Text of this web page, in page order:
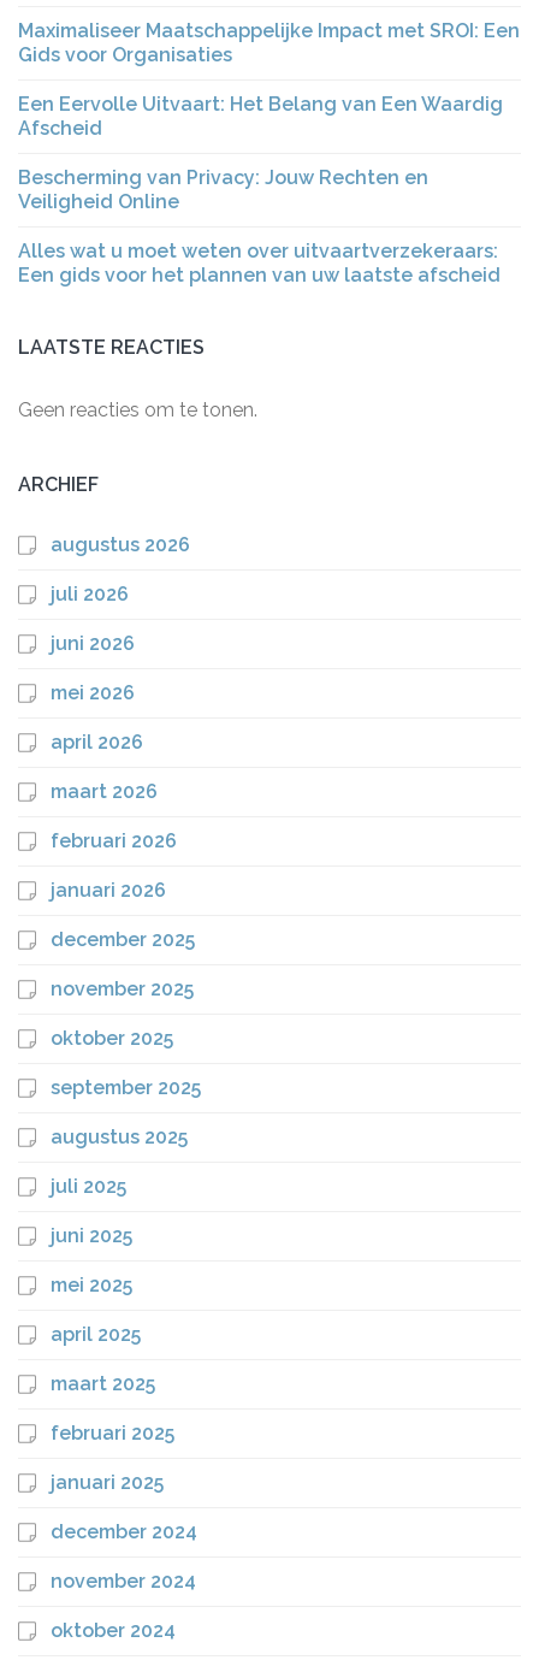
Maximaliseer Maatschappelijke Impact met SROI: Een
Gids voor Organisaties
Een Eervolle Uitvaart: Het Belang van Een Waardig
Afscheid
Bescherming van Privacy: Jouw Rechten en
Veiligheid Online
Alles wat u moet weten over uitvaartverzekeraars:
Een gids voor het plannen van uw laatste afscheid
LAATSTE REACTIES
Geen reacties om te tonen.
ARCHIEF
augustus 2026
juli 2026
juni 2026
mei 2026
april 2026
maart 2026
februari 2026
januari 2026
december 2025
november 2025
oktober 2025
september 2025
augustus 2025
juli 2025
juni 2025
mei 2025
april 2025
maart 2025
februari 2025
januari 2025
december 2024
november 2024
oktober 2024